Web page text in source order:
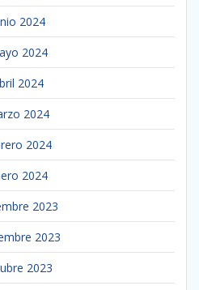
2024
2024
2024
2024
2024
2024
2023
2023
2023